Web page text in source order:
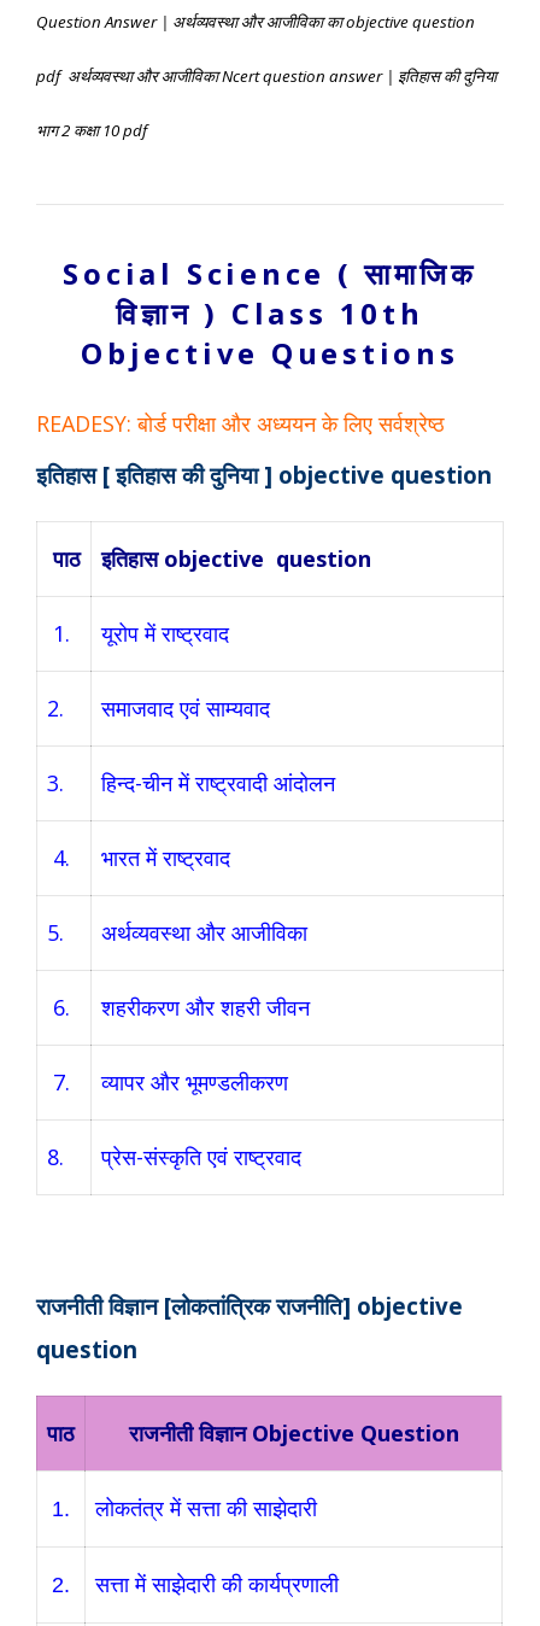
Question Answer| अर्थव्यवस्था और आजीविका का objective question
pdf अर्थव्यवस्था और आजीविका Ncert question answer | इतिहास की दुनिया
भाग 2 कक्षा 10 pdf
Social Science ( सामाजिक
विज्ञान ) Class 10th
Objective Questions
READESY: बोर्ड परीक्षा और अध्ययन के लिए सर्वश्रेष्ठ
इतिहास [ इतिहास की दुनिया ] objective question
पाठ इतिहास objective question
1. यूरोप में राष्ट्रवाद
2. समाजवाद एवं साम्यवाद
3. हिन्द-चीन में राष्ट्रवादी आंदोलन
4. भारत में राष्ट्रवाद
5. अर्थव्यवस्था और आजीविका
6. शहरीकरण और शहरी जीवन
7. व्यापर और भूमण्डलीकरण
8. प्रेस-संस्कृति एवं राष्ट्रवाद
राजनीती विज्ञान [लोकतांत्रिक राजनीति] objective
question
पाठ राजनीती विज्ञान Objective Question
1. लोकतंत्र में सत्ता की साझेदारी
2. सत्ता में साझेदारी की कार्यप्रणाली